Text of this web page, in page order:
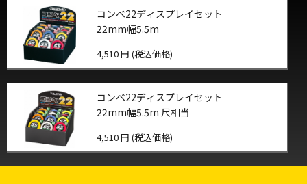
コンベ22ディスプレイセット
22mm幅5.5m
4,510 円 (税込価格)
コンベ22ディスプレイセット
22mm幅5.5m 尺相当
4,510 円 (税込価格)